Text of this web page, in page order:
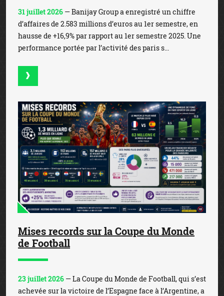
31 juillet 2026 — Banijay Group a enregistré un chiffre
d’affaires de 2.583 millions d’euros au 1er semestre, en
hausse de +16,9% par rapport au 1er semestre 2025. Une
performance portée par l’activité des paris s...
Mises records sur la Coupe du Monde
de Football
23 juillet 2026 — La Coupe du Monde de Football, qui s’est
achevée sur la victoire de l’Espagne face à l’Argentine, a